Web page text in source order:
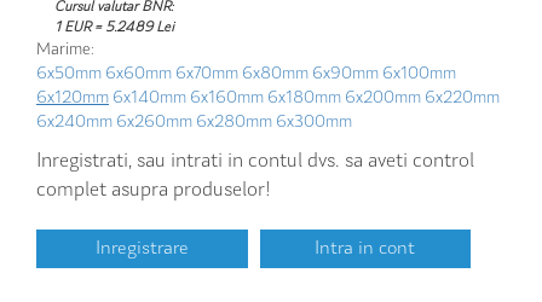
Cursul valutar BNR:
1 EUR = 5.2489 Lei
Marime:
6x50mm 6x60mm 6x70mm 6x80mm 6x90mm 6x100mm
6x120mm 6x140mm 6x160mm 6x180mm 6x200mm 6x220mm
6x240mm 6x260mm 6x280mm 6x300mm
Inregistrati, sau intrati in contul dvs. sa aveti control
complet asupra produselor!
Inregistrare Intra in cont